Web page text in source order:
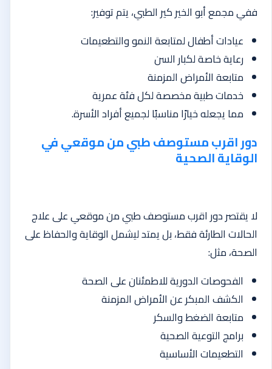
ففي مجمع أبو الخير كير الطبي، يتم توفير:
عيادات أطفال لمتابعة النمو والتطعيمات
رعاية خاصة لكبار السن
متابعة الأمراض المزمنة
خدمات طبية مخصصة لكل فئة عمرية
مما يجعله خيارًا مناسبًا لجميع أفراد الأسرة.
دور اقرب مستوصف طبي من موقعي في
الوقاية الصحية
لا يقتصر دور اقرب مستوصف طبي من موقعي على علاج
الحالات الطارئة فقط، بل يمتد ليشمل الوقاية والحفاظ على
الصحة، مثل:
الفحوصات الدورية للاطمئنان على الصحة
الكشف المبكر عن الأمراض المزمنة
متابعة الضغط والسكر
برامج التوعية الصحية
التطعيمات الأساسية